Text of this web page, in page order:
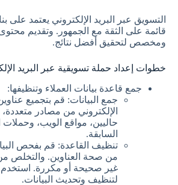
التسويق عبر البريد الإلكتروني يعتمد على
قائمة على الثقة مع الجمهور. وتقديم
ومخصص لتحقيق أفضل نتائج.
خطوات إعداد حملة تسويقية عبر البريد
جمع قاعدة بيانات العملاء وتنظيفها:
جمع البيانات: قم بتجميع
الإلكتروني من مصادر
حاليين، مواقع الويب، وحملات
السابقة.
تنظيف القاعدة: قم بفحص
من صحة العناوين. والتخلص
غير صحيحة أو مكررة. استخدم
لتنظيف وتحديث البيانات.